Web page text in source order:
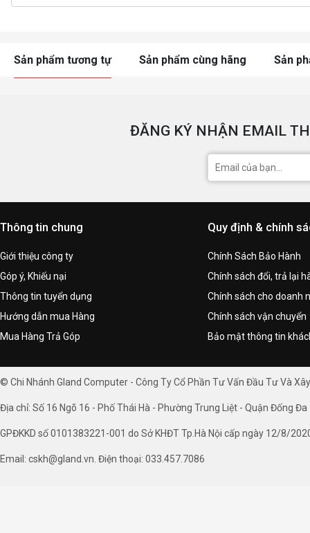
Sản phẩm tương tự Sản phẩm cùng hãng Sản
ĐĂNG KÝ NHẬN EMAIL
Thông tin chung
Giới thiệu công ty
Góp ý, Khiếu nại
Thông tin tuyển dụng
Hướng dẫn mua Hàng
Mua Hàng Trả Góp
Quy định & chính
Chính Sách Bảo Hành
Chính sách đổi, trả lại
Chính sách cho doanh
Chính sách vận chuyển
Bảo mật thông tin
© Chi Nhánh Gland Computer - Công Ty Cổ Phần Tư Vấn Đầu Tư Và
Địa chỉ: Số 16 Ngõ 16 - Phố Thái Hà - Phường Trung Liệt - Quận Đống Đa
GPĐKKD số 0101383221-001 do Sở KHĐT Tp.Hà Nội cấp ngày 12/8/
Email: cskh@gland.vn. Điện thoại: 033.457.7086